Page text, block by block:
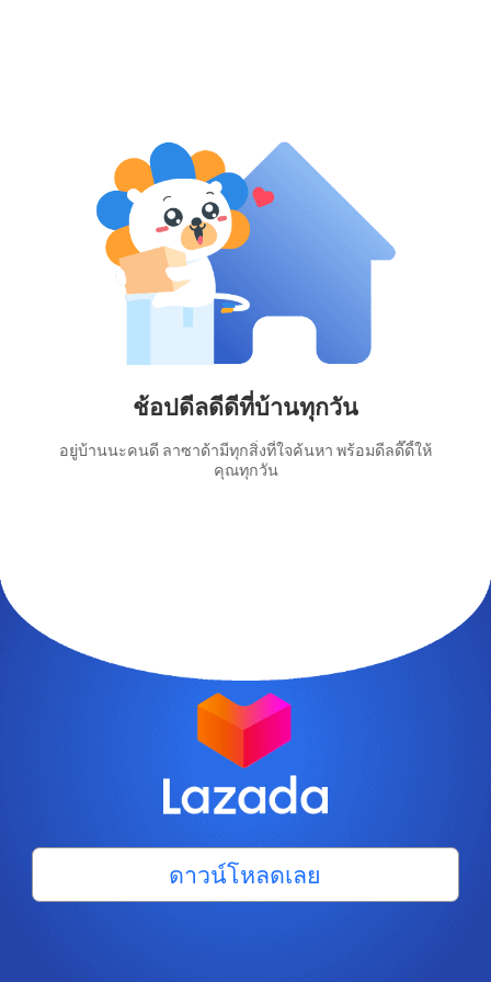
ช้อปดีลดีดีที่บ้านทุกวัน
อยู่บ้านนะคนดี ลาซาด้ามีทุกสิ่งที่ใจค้นหา พร้อมดีลดี๊ดี้ให้
คุณทุกวัน
ดาวน์โหลดเลย